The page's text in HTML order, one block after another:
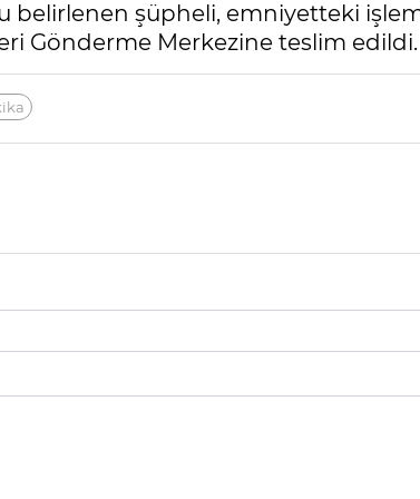
belirlenen şüpheli, emniyetteki
Gönderme Merkezine teslim edildi.